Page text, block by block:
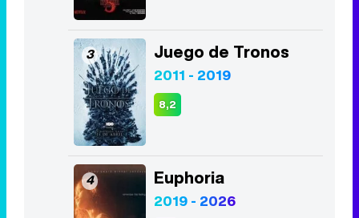
3 Juego de Tronos
2011 - 2019
8,2
4 Euphoria
2019 - 2026